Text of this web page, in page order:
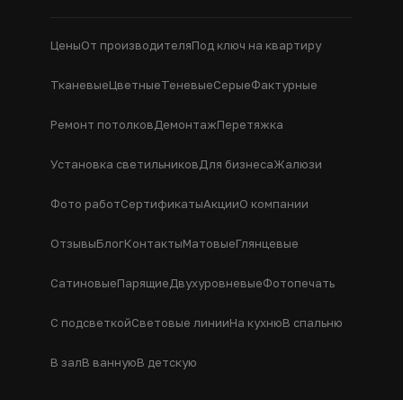
ЦеныОт производителяПод ключ на квартиру
ТканевыеЦветныеТеневыеСерыеФактурные
Ремонт потолковДемонтажПеретяжка
Установка светильниковДля бизнесаЖалюзи
Фото работСертификатыАкцииО компании
ОтзывыБлогКонтактыМатовыеГлянцевые
СатиновыеПарящиеДвухуровневыеФотопечать
С подсветкойСветовые линииНа кухнюВ спальню
В залВ ваннуюВ детскую